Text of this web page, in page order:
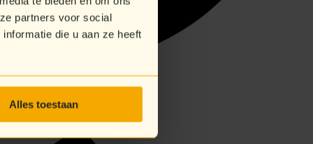
partners voor social
die u aan ze heeft
Alles toestaan